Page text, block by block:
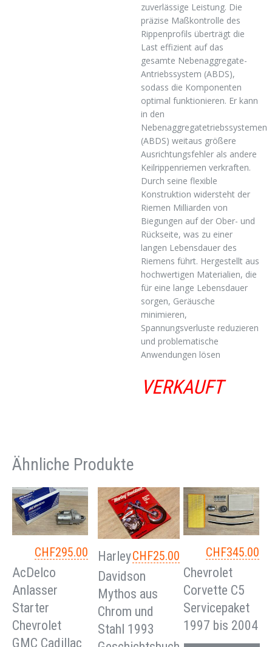
zuverlässige Leistung. Die
präzise Maßkontrolle des
Rippenprofils überträgt die
Last effizient auf das
gesamte Nebenaggregate-
Antriebssystem (ABDS),
sodass die Komponenten
optimal funktionieren. Er kann
in den
Nebenaggregatetriebssystemen
(ABDS) weitaus größere
Ausrichtungsfehler als andere
Keilrippenriemen verkraften.
Durch seine flexible
Konstruktion widersteht der
Riemen Milliarden von
Biegungen auf der Ober- und
Rückseite, was zu einer
langen Lebensdauer des
Riemens führt. Hergestellt aus
hochwertigen Materialien, die
für eine lange Lebensdauer
sorgen, Geräusche
minimieren,
Spannungsverluste reduzieren
und problematische
Anwendungen lösen
VERKAUFT
Ähnliche Produkte
CHF295.00
AcDelco
Anlasser
Starter
Chevrolet
GMC Cadillac
CHF25.00
Harley
Davidson
Mythos aus
Chrom und
Stahl 1993
CHF345.00
Chevrolet
Corvette C5
Servicepaket
1997 bis 2004